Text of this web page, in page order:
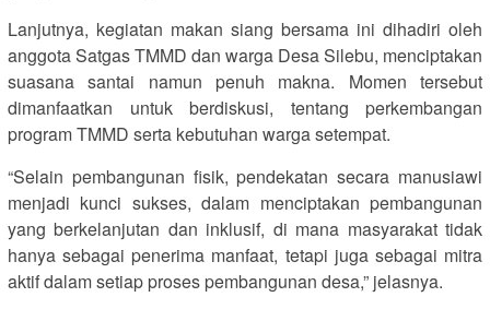
Lanjutnya, kegiatan makan siang bersama ini dihadiri oleh
anggota Satgas TMMD dan warga Desa Silebu, menciptakan
suasana santai namun penuh makna. Momen tersebut
dimanfaatkan untuk berdiskusi, tentang perkembangan
program TMMD serta kebutuhan warga setempat.
“Selain pembangunan fisik, pendekatan secara manusiawi
menjadi kunci sukses, dalam menciptakan pembangunan
yang berkelanjutan dan inklusif, di mana masyarakat tidak
hanya sebagai penerima manfaat, tetapi juga sebagai mitra
aktif dalam setiap proses pembangunan desa,” jelasnya.